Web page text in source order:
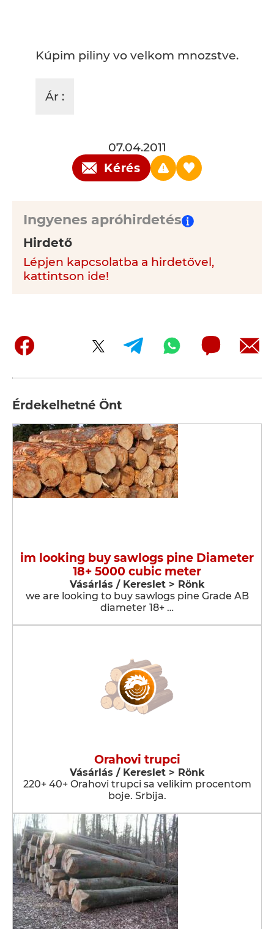
Kúpim piliny vo velkom mnozstve.
Ár :
07.04.2011
Kérés
Ingyenes apróhirdetés
Hirdető
Lépjen kapcsolatba a hirdetővel,
kattintson ide!
Érdekelhetné Önt
im looking buy sawlogs pine Diameter
18+ 5000 cubic meter
Vásárlás / Kereslet > Rönk
we are looking to buy sawlogs pine Grade AB
diameter 18+ …
Orahovi trupci
Vásárlás / Kereslet > Rönk
220+ 40+ Orahovi trupci sa velikim procentom
boje. Srbija.